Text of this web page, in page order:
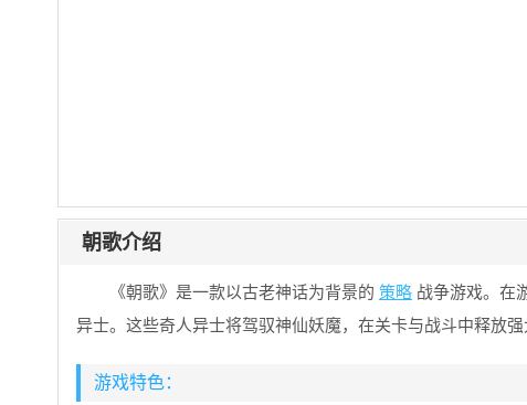
朝歌介绍
《朝歌》是一款以古老神话为背景的 策略 战争游戏。在
异士。这些奇人异士将驾驭神仙妖魔，在关卡与战斗中释放
游戏特色：